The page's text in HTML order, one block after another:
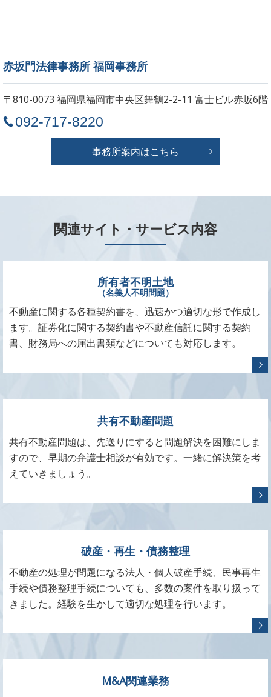
赤坂門法律事務所 福岡事務所
〒810-0073 福岡県福岡市中央区舞鶴2-2-11 富士ビル赤坂6階
092-717-8220
事務所案内はこちら
関連サイト・サービス内容
所有者不明土地
（名義人不明問題）
不動産に関する各種契約書を、迅速かつ適切な形で作成し
ます。証券化に関する契約書や不動産信託に関する契約
書、財務局への届出書類などについても対応します。
共有不動産問題
共有不動産問題は、先送りにすると問題解決を困難にしま
すので、早期の弁護士相談が有効です。一緒に解決策を考
えていきましょう。
破産・再生・債務整理
不動産の処理が問題になる法人・個人破産手続、民事再生
手続や債務整理手続についても、多数の案件を取り扱って
きました。経験を生かして適切な処理を行います。
M&A関連業務